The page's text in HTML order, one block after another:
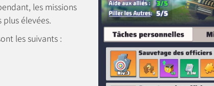
les missions
élevées.
les suivants :